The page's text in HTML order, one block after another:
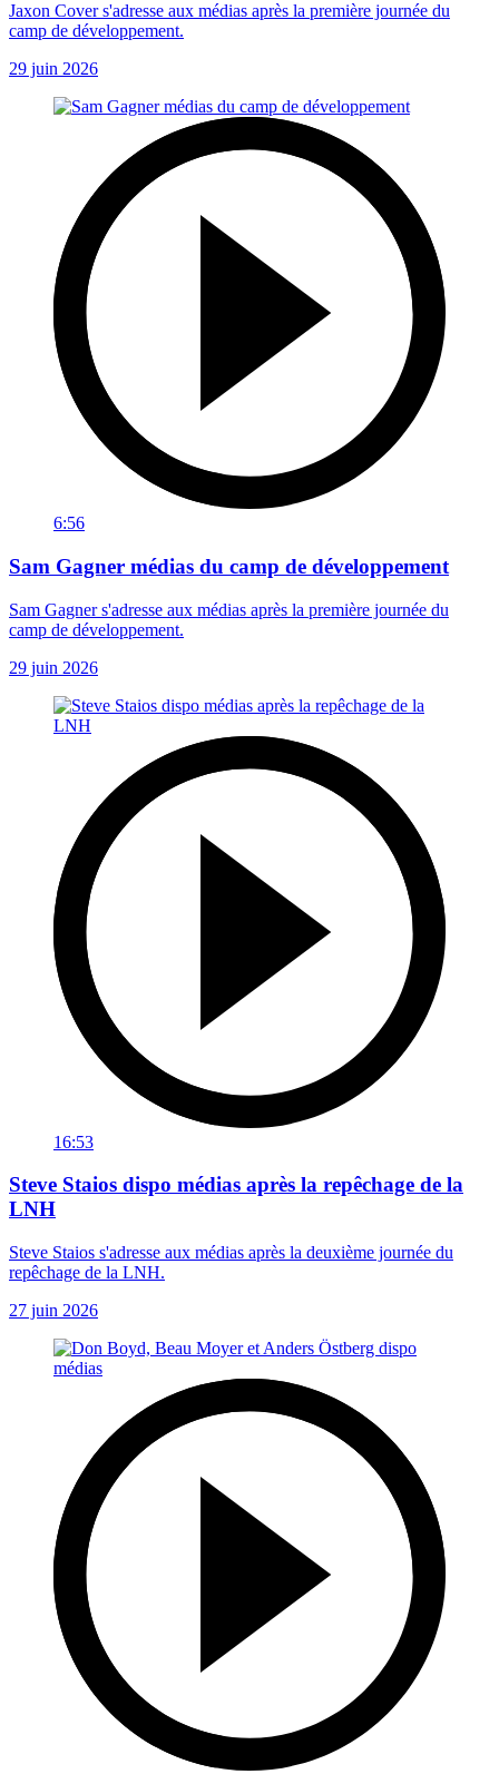
Jaxon Cover s'adresse aux médias après la première journée du
camp de développement.
29 juin 2026
6:56
Sam Gagner médias du camp de développement
Sam Gagner s'adresse aux médias après la première journée du
camp de développement.
29 juin 2026
16:53
Steve Staios dispo médias après la repêchage de la
LNH
Steve Staios s'adresse aux médias après la deuxième journée du
repêchage de la LNH.
27 juin 2026